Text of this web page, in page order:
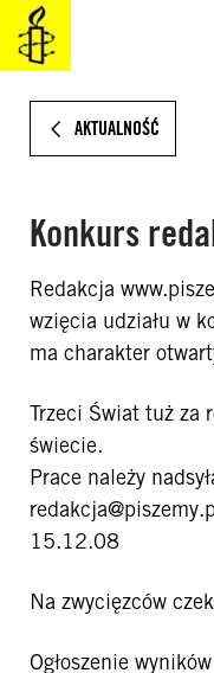
SKOCZ
DO
TREŚCI
AKTUALNOŚĆ
Konkurs
Redakcja
wzięcia udziału w
ma charakter
Trzeci Świat tuż za
świecie.
Prace należy
15.12.08
Na zwycięzców
Ogłoszenie